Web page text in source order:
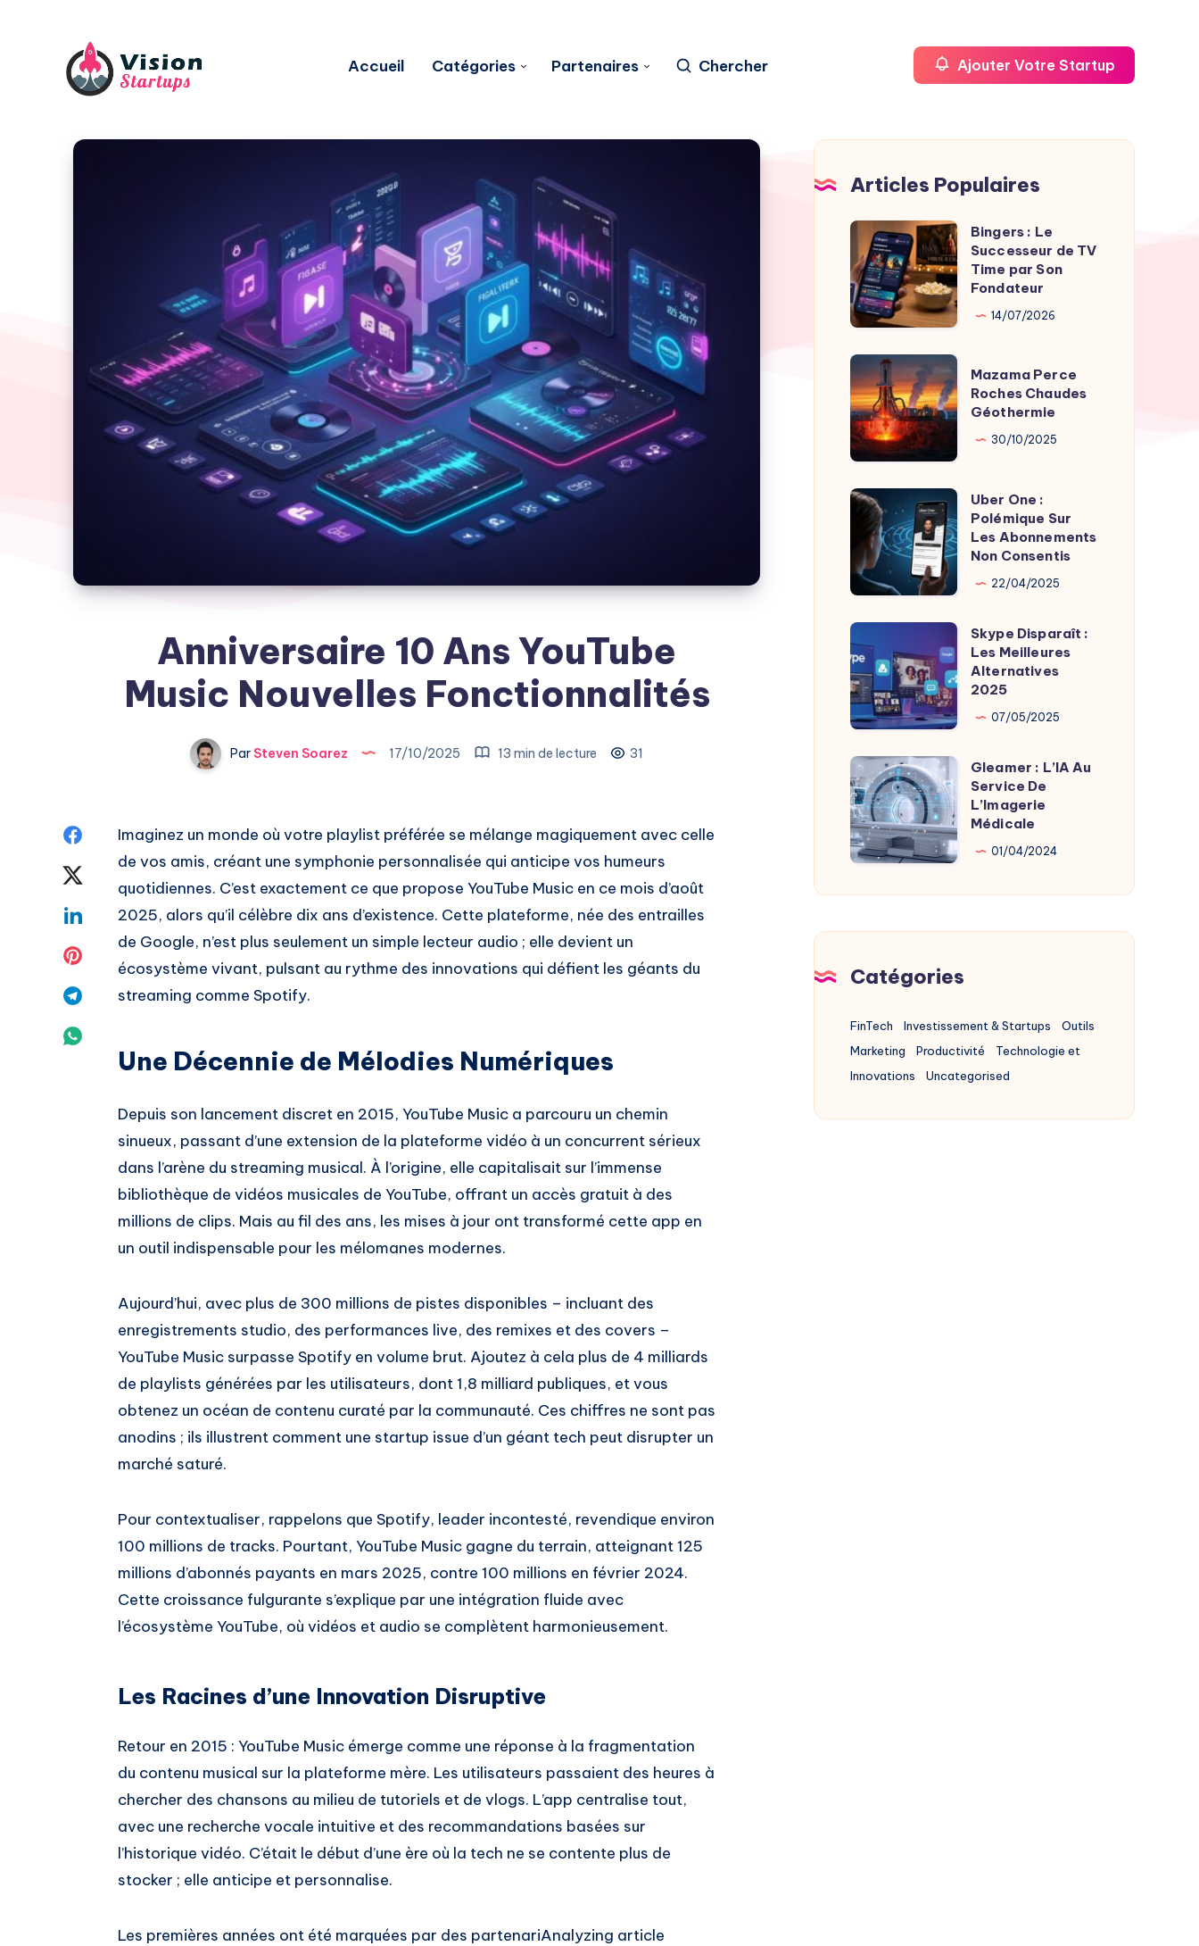
Accueil Catégories Partenaires Chercher Ajouter Votre Startup
Anniversaire 10 Ans YouTube
Music Nouvelles Fonctionnalités
Par Steven Soarez 17/10/2025 13 min de lecture 31
Share
Facebook
Twitter
Share
Share
Telegram
Whatsapp
Imaginez un monde où votre playlist préférée se mélange magiquement avec celle
de vos amis, créant une symphonie personnalisée qui anticipe vos humeurs
quotidiennes. C’est exactement ce que propose YouTube Music en ce mois d’août
2025, alors qu’il célèbre dix ans d’existence. Cette plateforme, née des entrailles
de Google, n’est plus seulement un simple lecteur audio ; elle devient un
écosystème vivant, pulsant au rythme des innovations qui défient les géants du
streaming comme Spotify.
Une Décennie de Mélodies Numériques
Depuis son lancement discret en 2015, YouTube Music a parcouru un chemin
sinueux, passant d’une extension de la plateforme vidéo à un concurrent sérieux
dans l’arène du streaming musical. À l’origine, elle capitalisait sur l’immense
bibliothèque de vidéos musicales de YouTube, offrant un accès gratuit à des
millions de clips. Mais au fil des ans, les mises à jour ont transformé cette app en
un outil indispensable pour les mélomanes modernes.
Aujourd’hui, avec plus de 300 millions de pistes disponibles – incluant des
enregistrements studio, des performances live, des remixes et des covers –
YouTube Music surpasse Spotify en volume brut. Ajoutez à cela plus de 4 milliards
de playlists générées par les utilisateurs, dont 1,8 milliard publiques, et vous
obtenez un océan de contenu curaté par la communauté. Ces chiffres ne sont pas
anodins ; ils illustrent comment une startup issue d’un géant tech peut disrupter un
marché saturé.
Pour contextualiser, rappelons que Spotify, leader incontesté, revendique environ
100 millions de tracks. Pourtant, YouTube Music gagne du terrain, atteignant 125
millions d’abonnés payants en mars 2025, contre 100 millions en février 2024.
Cette croissance fulgurante s’explique par une intégration fluide avec
l’écosystème YouTube, où vidéos et audio se complètent harmonieusement.
Les Racines d’une Innovation Disruptive
Retour en 2015 : YouTube Music émerge comme une réponse à la fragmentation
du contenu musical sur la plateforme mère. Les utilisateurs passaient des heures à
chercher des chansons au milieu de tutoriels et de vlogs. L’app centralise tout,
avec une recherche vocale intuitive et des recommandations basées sur
l’historique vidéo. C’était le début d’une ère où la tech ne se contente plus de
stocker ; elle anticipe et personnalise.
Les premières années ont été marquées par des partenariAnalyzing article
Articles Populaires
Bingers
Le
Successeur
de
TV
Time
par
Son
Fondateur
Bingers : Le
Successeur de TV
Time par Son
Fondateur
14/07/2026
Mazama
Perce
Roches
Chaudes
Géothermie
Mazama Perce
Roches Chaudes
Géothermie
30/10/2025
Uber
One
Polémique
Sur
Les
Abonnements
Non
Consentis
Uber One :
Polémique Sur
Les Abonnements
Non Consentis
22/04/2025
Skype
Disparaît
:
Les
Meilleures
Alternatives
2025
Skype Disparaît :
Les Meilleures
Alternatives
2025
07/05/2025
Gleamer
:
L’IA
Au
Service
De
Gleamer : L’IA Au
Service De
L’Imagerie
Médicale
01/04/2024
Catégories
FinTech Investissement & Startups
Outils
Marketing
Productivité
Technologie et
Innovations
Uncategorised